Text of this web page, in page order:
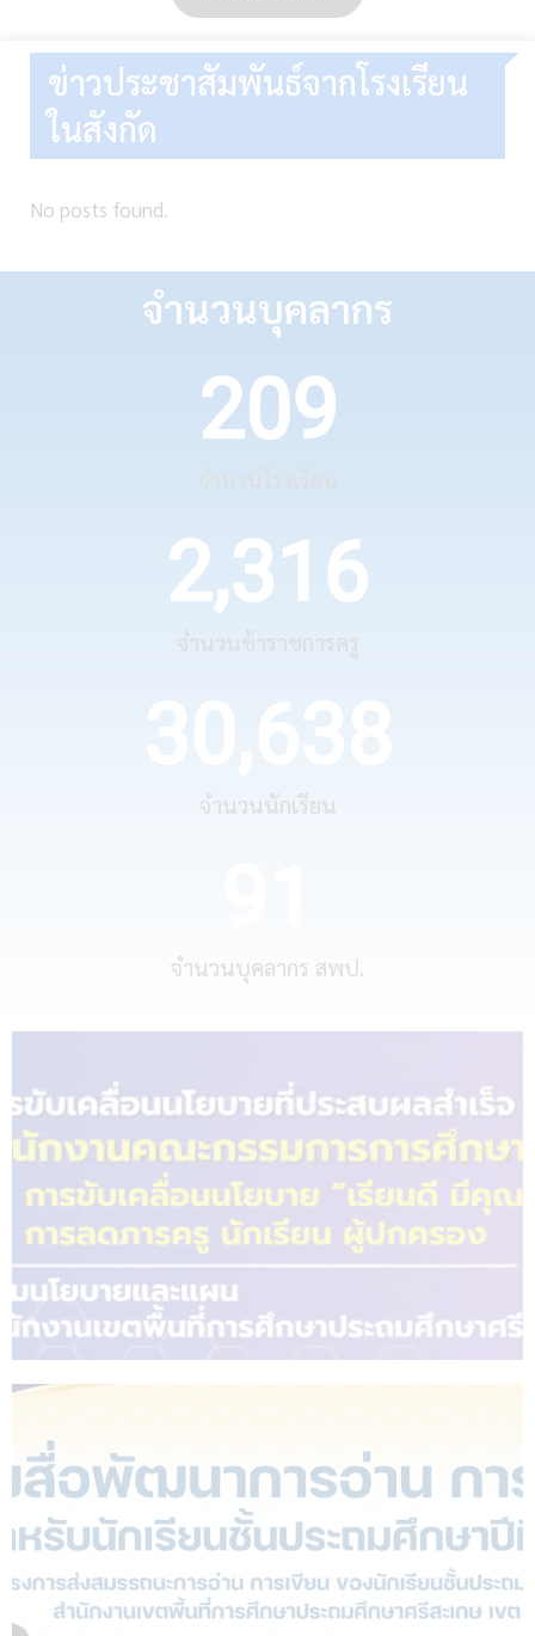
ข่าวประชาสัมพันธ์จากโรงเรียน
ในสังกัด
No posts found.
จำนวนบุคลากร
209
จำนวนข้าราชการครู
2,316
จำนวนนักเรียน
จำนวนบุคลากร สพป.